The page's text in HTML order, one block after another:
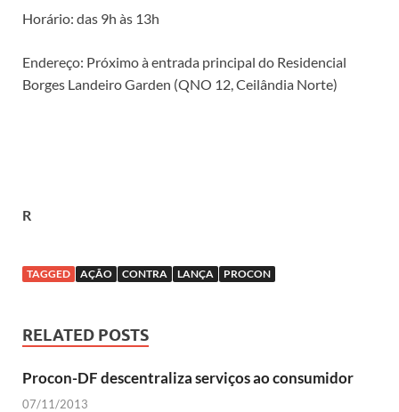
Horário: das 9h às 13h
Endereço: Próximo à entrada principal do Residencial
Borges Landeiro Garden (QNO 12, Ceilândia Norte)
R
TAGGED AÇÃO CONTRA LANÇA PROCON
RELATED POSTS
Procon-DF descentraliza serviços ao consumidor
07/11/2013